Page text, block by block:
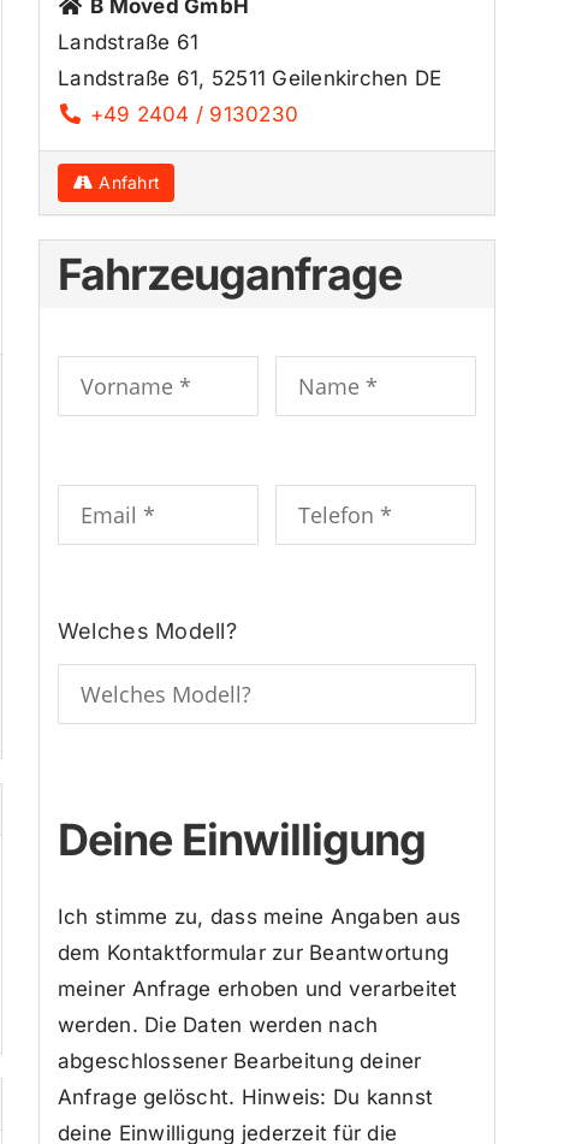
B Moved GmbH
Landstraße 61
Landstraße 61, 52511 Geilenkirchen DE
+49 2404 / 9130230
Anfahrt
Fahrzeuganfrage
Welches Modell?
Deine Einwilligung
Ich stimme zu, dass meine Angaben aus
dem Kontaktformular zur Beantwortung
meiner Anfrage erhoben und verarbeitet
werden. Die Daten werden nach
abgeschlossener Bearbeitung deiner
Anfrage gelöscht. Hinweis: Du kannst
deine Einwilligung jederzeit für die